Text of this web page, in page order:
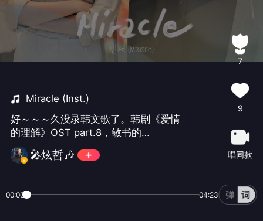
Miracle (Inst.)
好～～～久没录韩文歌了。韩剧《爱情
的理解》OST part.8，敏书的
《Miracle》，完整版。#韩语
🎤炫哲🎶
7
9
唱同款
00:00 04:23